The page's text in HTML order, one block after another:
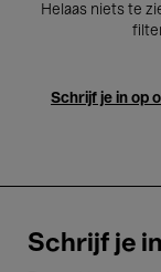
Helaas niets te
Schrijf je in op
Schrijf je